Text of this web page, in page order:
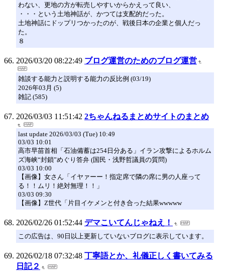
わない、更地の方が転売しやすいからかえって良い、
・・・という土地神話が、かつては支配的だった。
土地神話にドップリつかったのが、戦後日本の企業と個人だっ
た。
８
2026/03/20 08:22:49 ブログ運営のためのブログ運営
雑談する能力と説明する能力の反比例 (03/19)
2026年03月 (5)
雑記 (585)
2026/03/03 11:51:42 2ちゃんねるまとめサイトのまとめ
last update 2026/03/03 (Tue) 10:49
03/03 10:01
高市早苗首相「石油備蓄は254日分ある」イラン攻撃によるホルム
ズ海峡“封鎖”めぐり答弁 (国民・浅野哲議員の質問)
03/03 10:00
【画像】女さん「イヤァーー！指定席で隣の席に男の人座って
る！！ムリ！絶対無理！！」
03/03 09:30
【画像】Z世代「片目イケメンと付き合った結果wwwww
2026/02/26 01:52:44 デマこいてんじゃねえ！
この広告は、90日以上更新していないブログに表示しています。
2026/02/18 07:32:48 丁寧語とか、礼儀正しく書いてみる
日記２